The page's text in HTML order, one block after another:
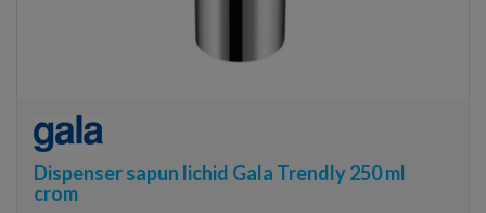
Dispenser sapun lichid Gala Trendly 250 ml
crom